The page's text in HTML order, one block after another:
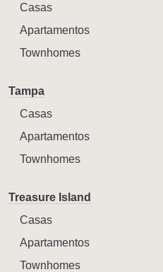
Casas
Apartamentos
Townhomes
Tampa
Casas
Apartamentos
Townhomes
Treasure Island
Casas
Apartamentos
Townhomes